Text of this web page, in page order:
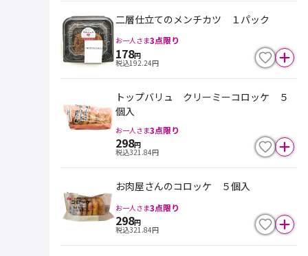
二層仕立てのメンチカツ １パック
お一人さま3点限り
178円
税込192.24円
トップバリュ クリーミーコロッケ ５
個入
お一人さま3点限り
298円
税込321.84円
お肉屋さんのコロッケ ５個入
お一人さま3点限り
298円
税込321.84円